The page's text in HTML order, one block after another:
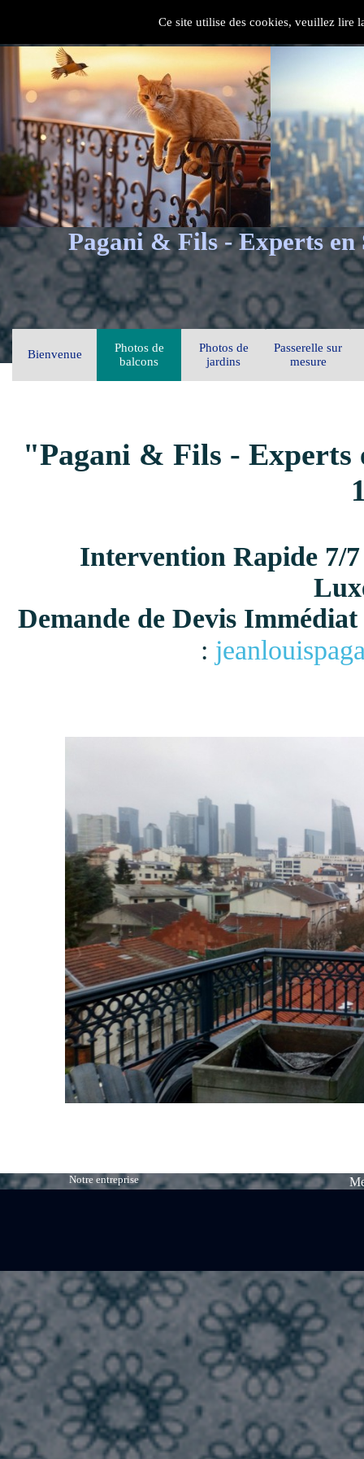
Ce site utilise des cookies, veuillez lire
Pagani & Fils - Experts en
Bienvenue
Photos de
balcons
Photos de
jardins
Passerelle sur
mesure
"Pagani & Fils - Experts
Intervention Rapide 7/
Demande de Devis
:
Notre entreprise